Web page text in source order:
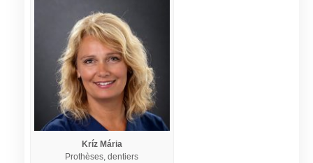
Kríz Mária
Prothèses, dentiers